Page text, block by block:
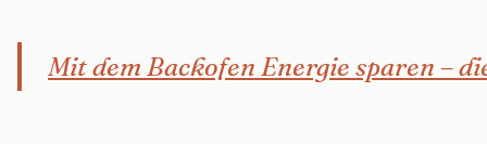
Mit dem Backofen Energie sparen –